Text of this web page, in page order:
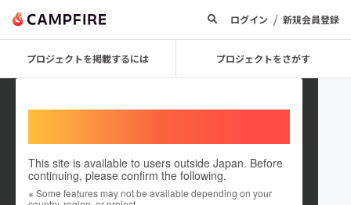
ログイン / 新規会員登録
プロジェクトを掲載するには プロジェクトをさがす
This site is available to users outside Japan. Before
continuing, please confirm the following.
※ Some features may not be available depending on your
zbetbmw5